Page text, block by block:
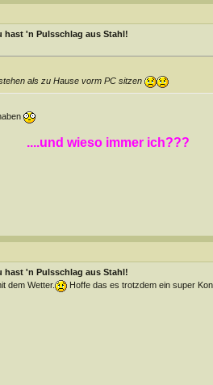
hast 'n Pulsschlag aus Stahl!
als zu Hause vorm PC sitzen
....und wieso immer ich???
hast 'n Pulsschlag aus Stahl!
dem Wetter.
Hoffe das es trotzdem ein super